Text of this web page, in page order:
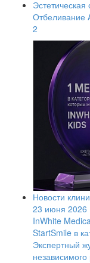
Эстетическая
Отбеливание
2
Новости
23 июня 2026
InWhite
StartSmile в
Экспертный
независимого